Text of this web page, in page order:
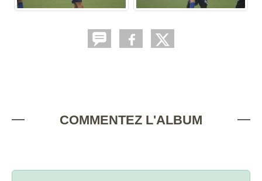
COMMENTEZ L'ALBUM